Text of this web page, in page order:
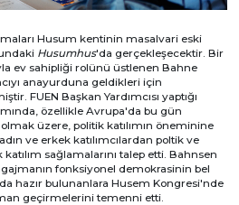
Husum kentinin masalvari eski
Husumhus'da gerçekleşecektir. Bir
ev sahipliği rolünü üstlenen Bahne
anayurduna geldikleri için
FUEN Başkan Yardımcısı yaptığı
özellikle Avrupa'da bu gün
üzere, politik katılımın öneminine
ve erkek katılımcılardan poltik ve
sağlamalarını talep etti. Bahnsen
fonksiyonel demokrasinin bel
hazır bulunanlara Husem Kongresi'nde
geçirmelerini temenni etti.